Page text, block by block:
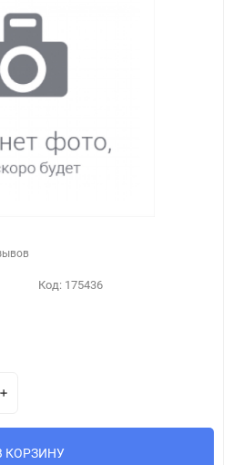
Код: 175436
КОРЗИНУ